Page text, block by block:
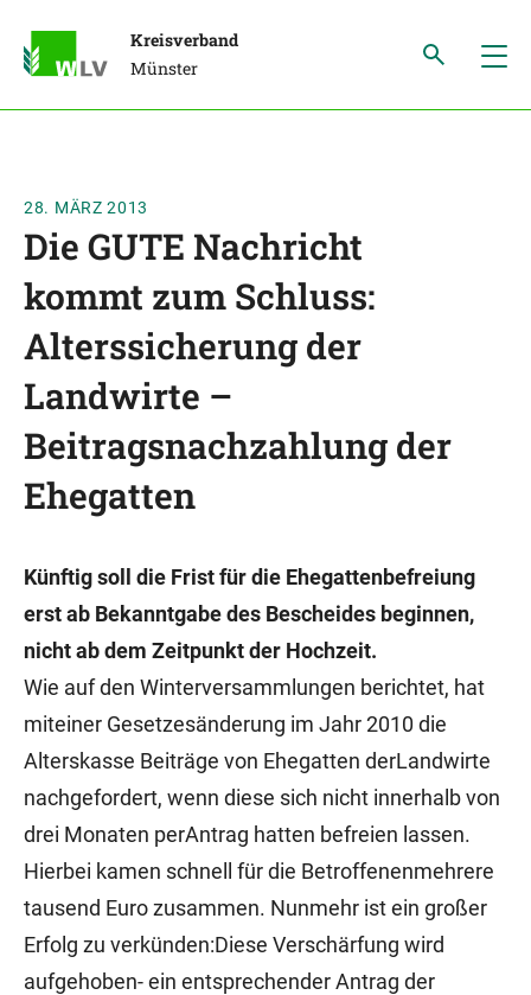
Kreisverband
Münster
28. MÄRZ 2013
Die GUTE Nachricht
kommt zum Schluss:
Alterssicherung der
Landwirte –
Beitragsnachzahlung der
Ehegatten
Künftig soll die Frist für die Ehegattenbefreiung
erst ab Bekanntgabe des Bescheides beginnen,
nicht ab dem Zeitpunkt der Hochzeit.
Wie auf den Winterversammlungen berichtet, hat
miteiner Gesetzesänderung im Jahr 2010 die
Alterskasse Beiträge von Ehegatten derLandwirte
nachgefordert, wenn diese sich nicht innerhalb von
drei Monaten perAntrag hatten befreien lassen.
Hierbei kamen schnell für die Betroffenenmehrere
tausend Euro zusammen. Nunmehr ist ein großer
Erfolg zu verkünden:Diese Verschärfung wird
aufgehoben- ein entsprechender Antrag der